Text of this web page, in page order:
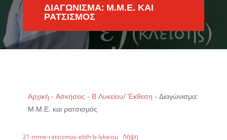
ΔΙΑΓΏΝΙΣΜΑ: Μ.Μ.Ε. ΚΑΙ
ΡΑΤΣΙΣΜΌΣ
Αρχική - Ασκήσεις - Β Λυκείου/ Έκθεση - Διαγώνισμα:
Μ.Μ.Ε. και ρατσισμός
21-mme-ratsismos-ekth-b-lykeiou Λήψη